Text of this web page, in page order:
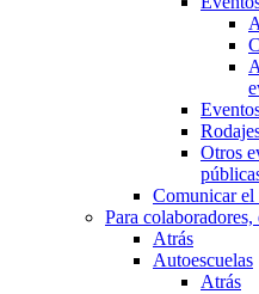
Otros
Comunicar el
Para
Atrás
Autoescuelas
Atrás